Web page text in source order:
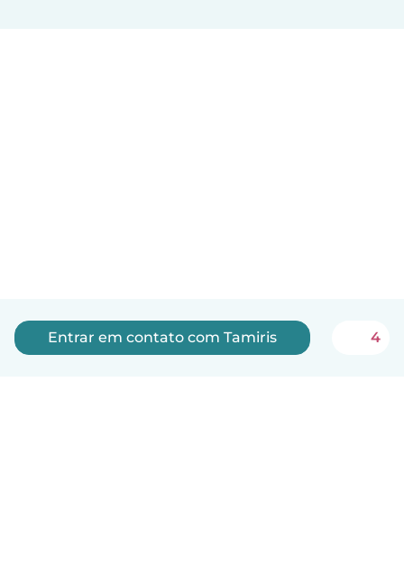
Entrar em contato com Tamiris 4